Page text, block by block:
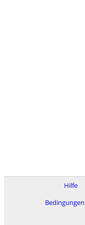
Hilfe
Bedingungen